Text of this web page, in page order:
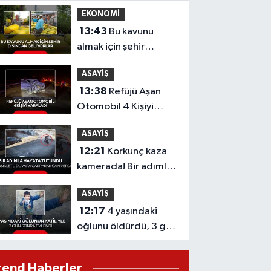
EKONOMİ
13:43
almak için şehir
dışından geliyorlar
ASAYİŞ
13:38
Otomobil 4 Kişiyi
Yaraladı
ASAYİŞ
12:21
kamerada! Bir adımla
hayata tutundu!
Motosikletli duvara
çarparak can verdi
ASAYİŞ
12:17
oğlunu öldürdü, 3 gün
sonra annesiyle nikâh
Haberler